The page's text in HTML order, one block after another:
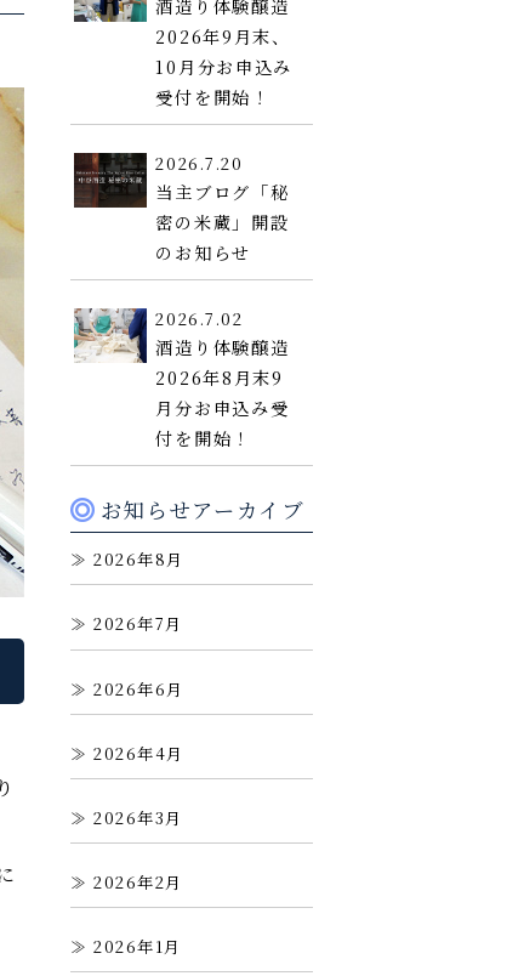
酒造り体験醸造
2026年9月末、
10月分お申込み
受付を開始！
2026.7.20
当主ブログ「秘
密の米蔵」開設
のお知らせ
2026.7.02
酒造り体験醸造
2026年8月末9
月分お申込み受
付を開始！
お知らせアーカイブ
2026年8月
2026年7月
2026年6月
2026年4月
2026年3月
2026年2月
2026年1月